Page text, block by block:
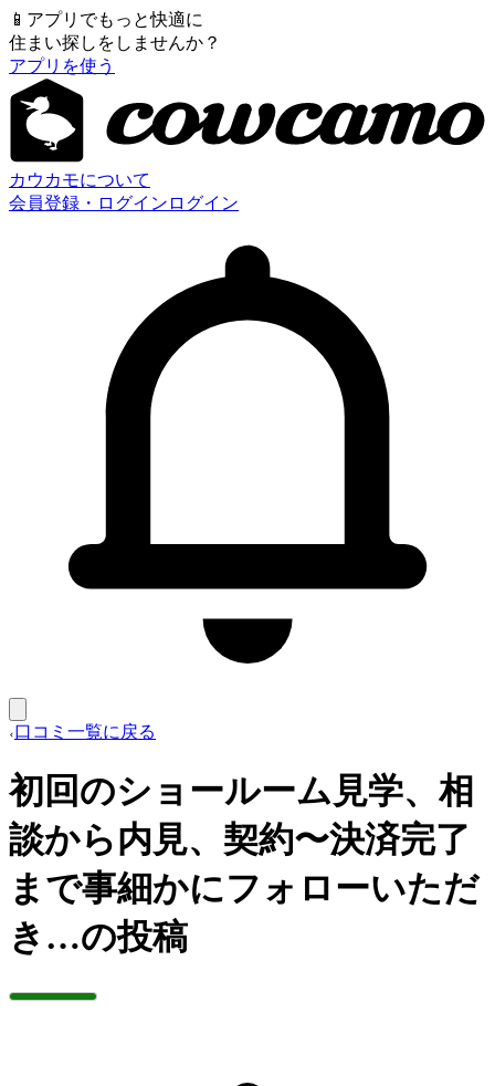
📱 アプリでもっと快適に
住まい探しをしませんか？
アプリを使う
カウカモについて
会員登録・ログイン ログイン
口コミ一覧に戻る
初回のショールーム見学、相
談から内見、契約〜決済完了
まで事細かにフォローいただ
き…の投稿